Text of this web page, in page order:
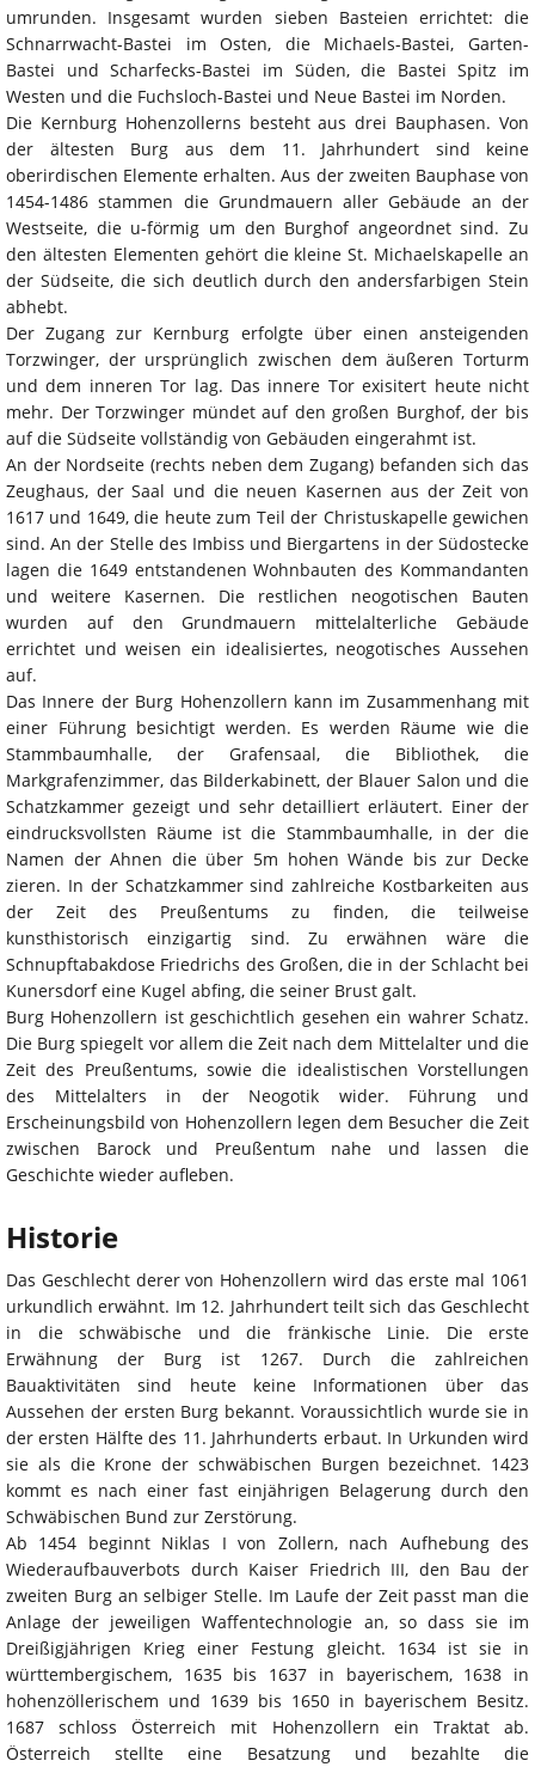
umrunden. Insgesamt wurden sieben Basteien errichtet: die
Schnarrwacht-Bastei im Osten, die Michaels-Bastei, Garten-
Bastei und Scharfecks-Bastei im Süden, die Bastei Spitz im
Westen und die Fuchsloch-Bastei und Neue Bastei im Norden.
Die Kernburg Hohenzollerns besteht aus drei Bauphasen. Von
der ältesten Burg aus dem 11. Jahrhundert sind keine
oberirdischen Elemente erhalten. Aus der zweiten Bauphase von
1454-1486 stammen die Grundmauern aller Gebäude an der
Westseite, die u-förmig um den Burghof angeordnet sind. Zu
den ältesten Elementen gehört die kleine St. Michaelskapelle an
der Südseite, die sich deutlich durch den andersfarbigen Stein
abhebt.
Der Zugang zur Kernburg erfolgte über einen ansteigenden
Torzwinger, der ursprünglich zwischen dem äußeren Torturm
und dem inneren Tor lag. Das innere Tor exisitert heute nicht
mehr. Der Torzwinger mündet auf den großen Burghof, der bis
auf die Südseite vollständig von Gebäuden eingerahmt ist.
An der Nordseite (rechts neben dem Zugang) befanden sich das
Zeughaus, der Saal und die neuen Kasernen aus der Zeit von
1617 und 1649, die heute zum Teil der Christuskapelle gewichen
sind. An der Stelle des Imbiss und Biergartens in der Südostecke
lagen die 1649 entstandenen Wohnbauten des Kommandanten
und weitere Kasernen. Die restlichen neogotischen Bauten
wurden auf den Grundmauern mittelalterliche Gebäude
errichtet und weisen ein idealisiertes, neogotisches Aussehen
auf.
Das Innere der Burg Hohenzollern kann im Zusammenhang mit
einer Führung besichtigt werden. Es werden Räume wie die
Stammbaumhalle, der Grafensaal, die Bibliothek, die
Markgrafenzimmer, das Bilderkabinett, der Blauer Salon und die
Schatzkammer gezeigt und sehr detailliert erläutert. Einer der
eindrucksvollsten Räume ist die Stammbaumhalle, in der die
Namen der Ahnen die über 5m hohen Wände bis zur Decke
zieren. In der Schatzkammer sind zahlreiche Kostbarkeiten aus
der Zeit des Preußentums zu finden, die teilweise
kunsthistorisch einzigartig sind. Zu erwähnen wäre die
Schnupftabakdose Friedrichs des Großen, die in der Schlacht bei
Kunersdorf eine Kugel abfing, die seiner Brust galt.
Burg Hohenzollern ist geschichtlich gesehen ein wahrer Schatz.
Die Burg spiegelt vor allem die Zeit nach dem Mittelalter und die
Zeit des Preußentums, sowie die idealistischen Vorstellungen
des Mittelalters in der Neogotik wider. Führung und
Erscheinungsbild von Hohenzollern legen dem Besucher die Zeit
zwischen Barock und Preußentum nahe und lassen die
Geschichte wieder aufleben.
Historie
Das Geschlecht derer von Hohenzollern wird das erste mal 1061
urkundlich erwähnt. Im 12. Jahrhundert teilt sich das Geschlecht
in die schwäbische und die fränkische Linie. Die erste
Erwähnung der Burg ist 1267. Durch die zahlreichen
Bauaktivitäten sind heute keine Informationen über das
Aussehen der ersten Burg bekannt. Voraussichtlich wurde sie in
der ersten Hälfte des 11. Jahrhunderts erbaut. In Urkunden wird
sie als die Krone der schwäbischen Burgen bezeichnet. 1423
kommt es nach einer fast einjährigen Belagerung durch den
Schwäbischen Bund zur Zerstörung.
Ab 1454 beginnt Niklas I von Zollern, nach Aufhebung des
Wiederaufbauverbots durch Kaiser Friedrich III, den Bau der
zweiten Burg an selbiger Stelle. Im Laufe der Zeit passt man die
Anlage der jeweiligen Waffentechnologie an, so dass sie im
Dreißigjährigen Krieg einer Festung gleicht. 1634 ist sie in
württembergischem, 1635 bis 1637 in bayerischem, 1638 in
hohenzöllerischem und 1639 bis 1650 in bayerischem Besitz.
1687 schloss Österreich mit Hohenzollern ein Traktat ab.
Österreich stellte eine Besatzung und bezahlte die